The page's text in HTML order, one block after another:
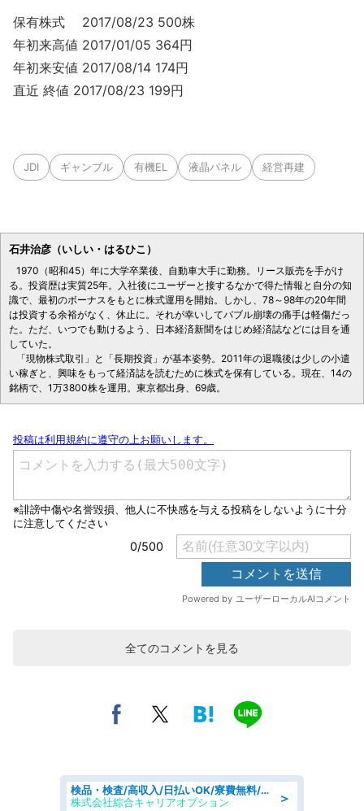
保有株式 2017/08/23 500株
年初来高値 2017/01/05 364円
年初来安値 2017/08/14 174円
直近 終値 2017/08/23 199円
JDI ギャンブル 有機EL 液晶パネル 経営再建
石井治彦（いしい・はるひこ）
1970（昭和45）年に大学卒業後、自動車大手に勤務。リース販売を手がけ
る。投資歴は実質25年。入社後にユーザーと接するなかで得た情報と自分の知
識で、最初のボーナスをもとに株式運用を開始。しかし、78～98年の20年間
は投資する余裕がなく、休止に。それが幸いしてバブル崩壊の痛手は軽傷だっ
た。ただ、いつでも動けるよう、日本経済新聞をはじめ経済誌などには目を通
していた。
「現物株式取引」と「長期投資」が基本姿勢。2011年の退職後は少しの小遣
い稼ぎと、興味をもって経済誌を読むために株式を保有している。現在、14の
銘柄で、1万3800株を運用。東京都出身、69歳。
全てのコメントを見る
＞
検品・検査/高収入/日払いOK/寮費無料/日勤/20・30・40代活躍中
株式会社綜合キャリアオプション